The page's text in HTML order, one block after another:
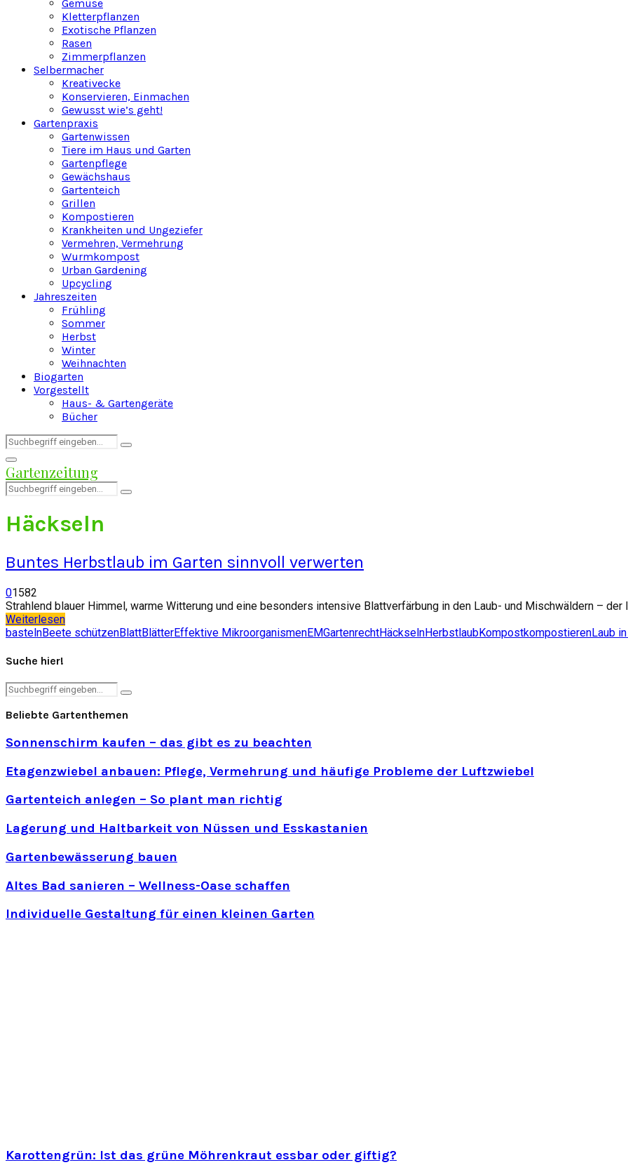
Gemüse
Kletterpflanzen
Exotische Pflanzen
Rasen
Zimmerpflanzen
Selbermacher
Kreativecke
Konservieren, Einmachen
Gewusst wie’s geht!
Gartenpraxis
Gartenwissen
Tiere im Haus und Garten
Gartenpflege
Gewächshaus
Gartenteich
Grillen
Kompostieren
Krankheiten und Ungeziefer
Vermehren, Vermehrung
Wurmkompost
Urban Gardening
Upcycling
Jahreszeiten
Frühling
Sommer
Herbst
Winter
Weihnachten
Biogarten
Vorgestellt
Haus- & Gartengeräte
Bücher
Search
for:
Search
Facebook
Twitter
Instagram
Pinterest
Youtube
Snapchat
Primary
Menu
Gartenzeitung
Search
for:
Search
Häckseln
Buntes Herbstlaub im Garten sinnvoll verwerten
01582
Strahlend blauer Himmel, warme Witterung und eine besonders intensive Blattverfärbung in den Laub- und Mischwäldern – der
Weiterlesen
bastelnBeete schützenBlattBlätterEffektive MikroorganismenEMGartenrechtHäckselnHerbstlaubKompostkompostierenLaub
Suche hier!
Search
Search
Beliebte Gartenthemen
Sonnenschirm kaufen – das gibt es zu beachten
Etagenzwiebel anbauen: Pflege, Vermehrung und häufige Probleme der Luftzwiebel
Gartenteich anlegen – So plant man richtig
Lagerung und Haltbarkeit von Nüssen und Esskastanien
Gartenbewässerung bauen
Altes Bad sanieren – Wellness-Oase schaffen
Individuelle Gestaltung für einen kleinen Garten
Karottengrün: Ist das grüne Möhrenkraut essbar oder giftig?